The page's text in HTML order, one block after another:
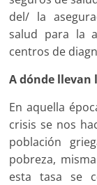
del/ la
salud para la
centros de
A dónde llevan
En aquella
crisis se nos
población
pobreza,
esta tasa se